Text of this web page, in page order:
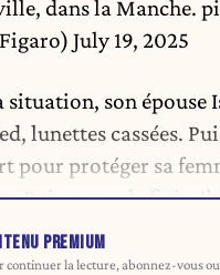
dans la Manche.
July 19, 2025
situation, son
lunettes cassées.
protéger sa
Puis: on va le finir.
PREMIUM
continuer la lecture, abonnez-vous